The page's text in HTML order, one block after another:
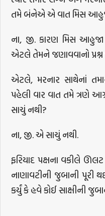
તમે બંનેએ એ વાત મિસ
ના, જી. કારણ મિસ
એટલે તેમને જણાવવાનો પ્રશ્ન
એટલે, મરનાર સાથેનાં
પહેલી વાર વાત તમે ત્રણે
સાચું નથી?
ના, જી. એ સાચું નથી.
ફરિયાદ પક્ષના વકીલે ઊલટ
નાણાવટીની જુબાની પૂરી
કર્યું કે હવે કોઈ સાક્ષીની